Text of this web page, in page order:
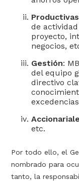
Productivas
de
proyecto,
negocios,
Gestión:
del equipo
directivo
etc.
Por todo ello, el
nombrado para
tanto, la